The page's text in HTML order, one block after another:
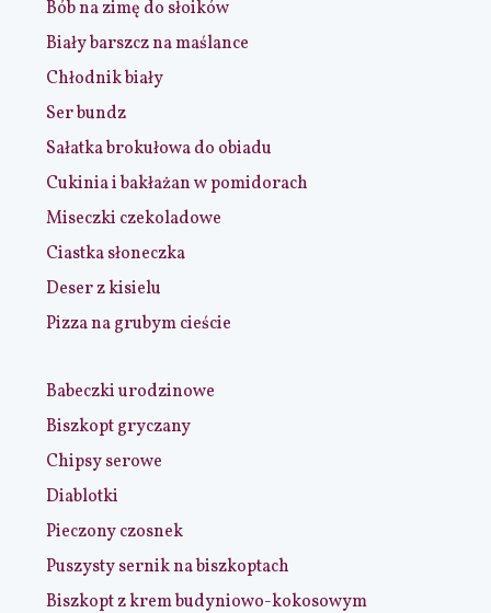
Bób na zimę do słoików
Biały barszcz na maślance
Chłodnik biały
Ser bundz
Sałatka brokułowa do obiadu
Cukinia i bakłażan w pomidorach
Miseczki czekoladowe
Ciastka słoneczka
Deser z kisielu
Pizza na grubym cieście
Babeczki urodzinowe
Biszkopt gryczany
Chipsy serowe
Diablotki
Pieczony czosnek
Puszysty sernik na biszkoptach
Biszkopt z krem budyniowo-kokosowym